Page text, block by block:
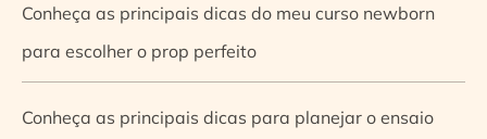
Conheça as principais dicas do meu curso newborn
para escolher o prop perfeito
Conheça as principais dicas para planejar o ensaio